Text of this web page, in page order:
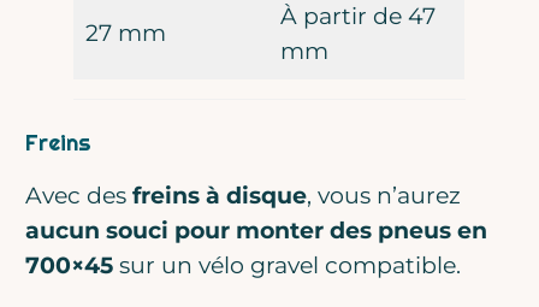
27 mm
À partir de 47
mm
Freins
Avec desfreins à disque, vous n’aurez
aucun souci pour monter des pneus en
700×45 sur un vélo gravel compatible.